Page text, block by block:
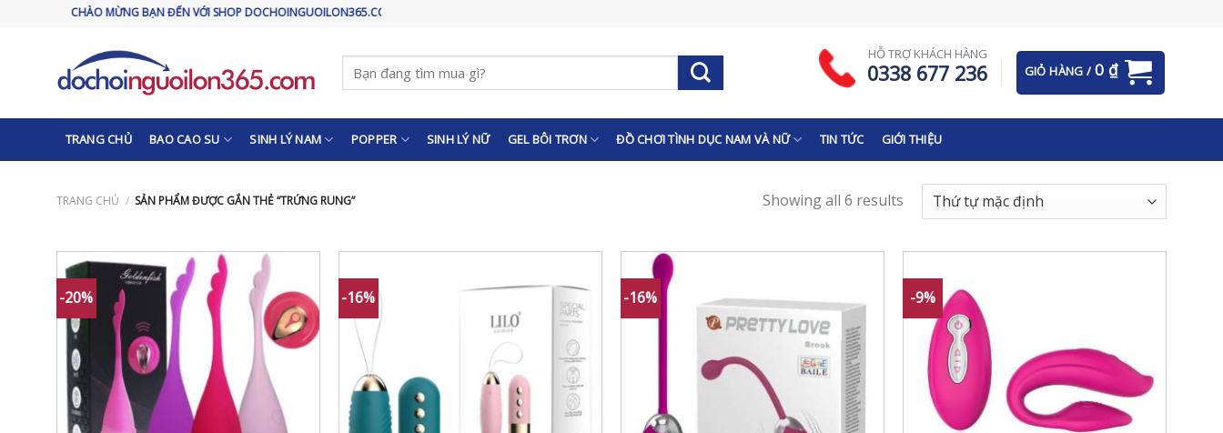
CHÀO MỪNG BẠN ĐẾN VỚI SHOP DOCHOINGUOILON365.COM
Tìm
kiếm:
HỖ TRỢ KHÁCH HÀNG
0338 677 236 GIỎ HÀNG / 0 ₫
TRANG CHỦ BAO CAO SU SINH LÝ NAM POPPER SINH LÝ NỮ GEL BÔI TRƠN ĐỒ CHƠI TÌNH DỤC NAM VÀ NỮ TIN TỨC GIỚI THIỆU
TRANG CHỦ / SẢN PHẨM ĐƯỢC GẮN THẺ “TRỨNG RUNG” Showing all 6 results
-20% -16% -16% -9%